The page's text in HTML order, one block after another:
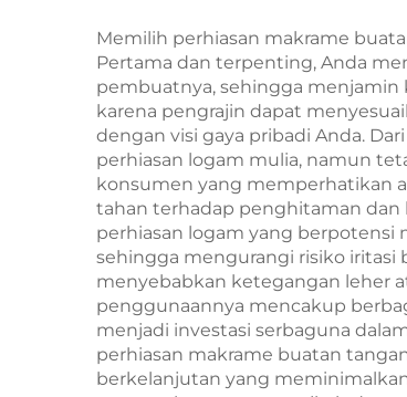
MZ001
Memilih perhiasan makrame
Pertama dan terpenting, Anda
pembuatnya, sehingga
karena pengrajin dapat
dengan visi gaya pribadi Anda.
perhiasan logam mulia, namun
konsumen yang memperhatikan
tahan terhadap penghitaman dan
perhiasan logam yang berpotensi
sehingga mengurangi risiko iritasi
menyebabkan ketegangan leher
penggunaannya mencakup
menjadi investasi serbaguna
perhiasan makrame buatan
berkelanjutan yang